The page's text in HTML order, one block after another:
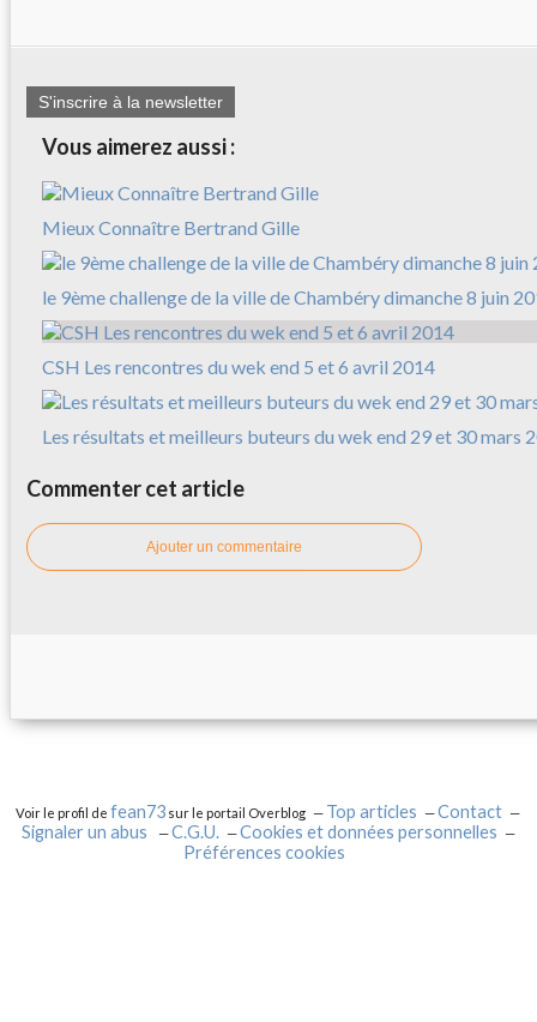
S'inscrire à la newsletter
Vous aimerez aussi :
Mieux Connaître Bertrand Gille
le 9ème challenge de la ville de Chambéry dimanche 8 juin
CSH Les rencontres du wek end 5 et 6 avril 2014
Les résultats et meilleurs buteurs du wek end 29 et 30 mars
Commenter cet article
Ajouter un commentaire
Voir le profil defean73 sur le portail Overblog Top articles
Contact
Signaler un abus
C.G.U.
Cookies et données personnelles
Préférences cookies